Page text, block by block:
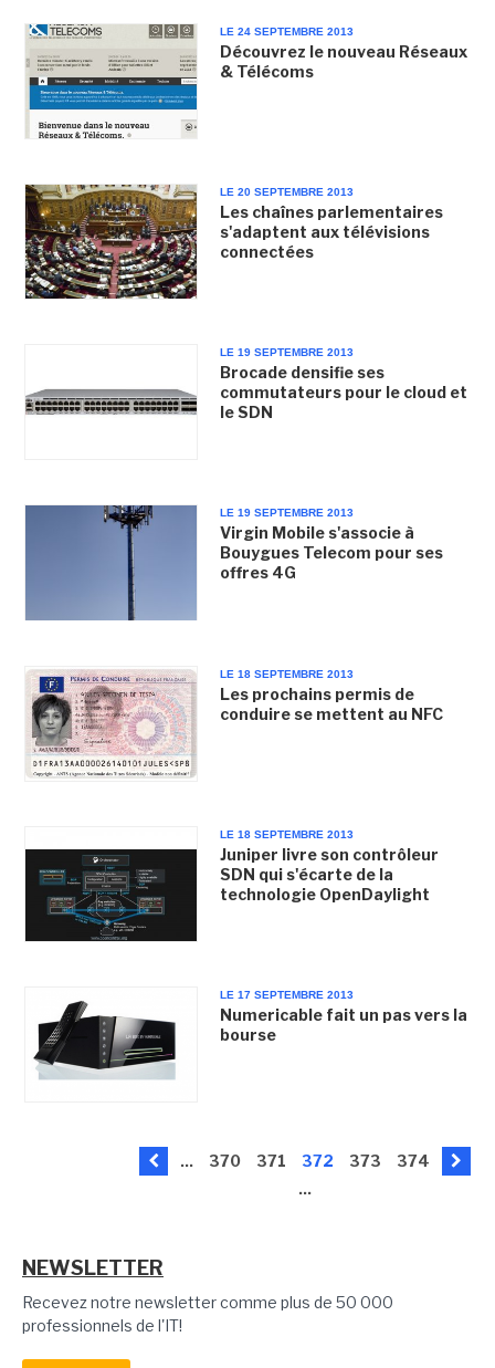
LE 24 SEPTEMBRE 2013
Découvrez le nouveau Réseaux
& Télécoms
LE 20 SEPTEMBRE 2013
Les chaînes parlementaires
s'adaptent aux télévisions
connectées
LE 19 SEPTEMBRE 2013
Brocade densifie ses
commutateurs pour le cloud et
le SDN
LE 19 SEPTEMBRE 2013
Virgin Mobile s'associe à
Bouygues Telecom pour ses
offres 4G
LE 18 SEPTEMBRE 2013
Les prochains permis de
conduire se mettent au NFC
LE 18 SEPTEMBRE 2013
Juniper livre son contrôleur
SDN qui s'écarte de la
technologie OpenDaylight
LE 17 SEPTEMBRE 2013
Numericable fait un pas vers la
bourse
... 370 371 372 373
374
...
NEWSLETTER
Recevez notre newsletter comme plus de 50 000
professionnels de l'IT!